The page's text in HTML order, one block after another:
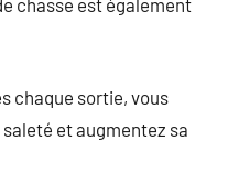
chasse est également
chaque sortie, vous
et augmentez sa